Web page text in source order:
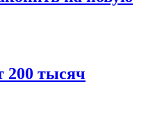
200 тысяч